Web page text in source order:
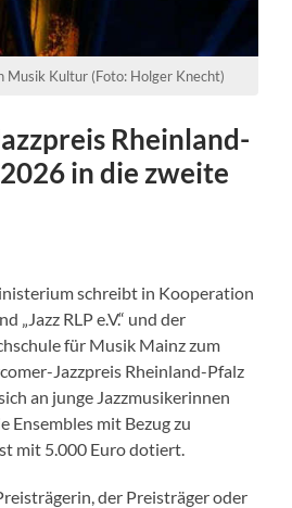
Musik Kultur (Foto: Holger Knecht)
Rheinland-
in die zweite
schreibt in Kooperation
„Jazz RLP e.V.“ und der
für Musik Mainz zum
Jazzpreis Rheinland-Pfalz
an junge Jazzmusikerinnen
Ensembles mit Bezug zu
mit 5.000 Euro dotiert.
der Preisträger oder